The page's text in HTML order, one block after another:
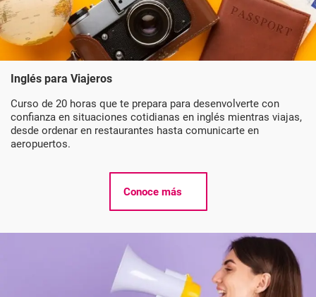
Inglés para Viajeros
Curso de 20 horas que te prepara para desenvolverte con
confianza en situaciones cotidianas en inglés mientras viajas,
desde ordenar en restaurantes hasta comunicarte en
aeropuertos.
Conoce más